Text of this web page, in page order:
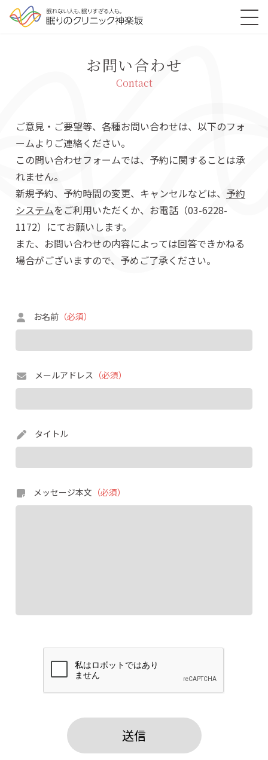
お問い合わせ
Contact
ご意見・ご要望等、各種お問い合わせは、以下のフォ
ームよりご連絡ください。
この問い合わせフォームでは、予約に関することは承
れません。
新規予約、予約時間の変更、キャンセルなどは、 予約
システムをご利用いただくか、お電話（03-6228-
1172）にてお願いします。
また、お問い合わせの内容によっては回答できかねる
場合がございますので、予めご了承ください。
お名前 （必須）
メールアドレス （必須）
タイトル
メッセージ本文 （必須）